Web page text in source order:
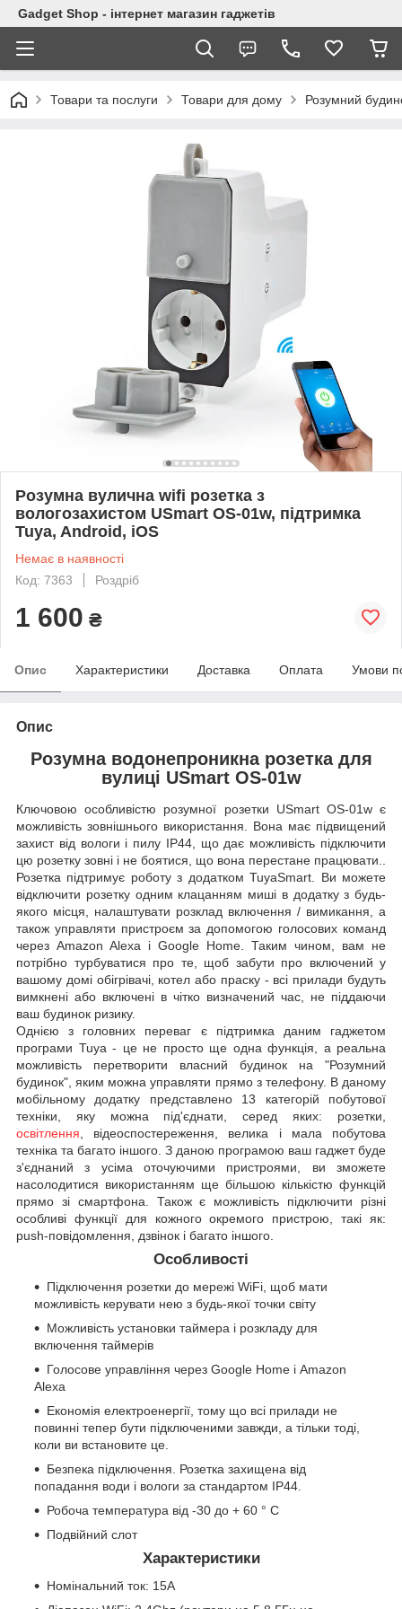
Gadget Shop - інтернет магазин гаджетів
Товари та послуги Товари для дому Розумний
Розумна вулична wifi розетка з
вологозахистом USmart OS-01w, підтримка
Tuya, Android, iOS
Немає в наявності
Код: 7363
Роздріб
1 600 ₴
Опис Характеристики Доставка Оплата Умови
Опис
Розумна водонепроникна розетка для
вулиці USmart OS-01w
Ключовою особливістю розумної розетки USmart OS-01w є
можливість зовнішнього використання. Вона має підвищений
захист від вологи і пилу IP44, що дає можливість підключити
цю розетку зовні і не боятися, що вона перестане працювати..
Розетка підтримує роботу з додатком TuyaSmart. Ви можете
відключити розетку одним клацанням миші в додатку з будь-
якого місця, налаштувати розклад включення / вимикання, а
також управляти пристроєм за допомогою голосових команд
через Amazon Alexa і Google Home. Таким чином, вам не
потрібно турбуватися про те, щоб забути про включений у
вашому домі обігрівачі, котел або праску - всі прилади будуть
вимкнені або включені в чітко визначений час, не піддаючи
ваш будинок ризику.
Однією з головних переваг є підтримка даним гаджетом
програми Tuya - це не просто ще одна функція, а реальна
можливість перетворити власний будинок на "Розумний
будинок", яким можна управляти прямо з телефону. В даному
мобільному додатку представлено 13 категорій побутової
техніки, яку можна під'єднати, серед яких: розетки,
освітлення, відеоспостереження, велика і мала побутова
техніка та багато іншого. З даною програмою ваш гаджет буде
з'єднаний з усіма оточуючими пристроями, ви зможете
насолодитися використанням ще більшою кількістю функцій
прямо зі смартфона. Також є можливість підключити різні
особливі функції для кожного окремого пристрою, такі як:
push-повідомлення, дзвінок і багато іншого.
Особливості
Підключення розетки до мережі WiFi, щоб мати
можливість керувати нею з будь-якої точки світу
Можливість установки таймера і розкладу для
включення таймерів
Голосове управління через Google Home і Amazon
Alexa
Економія електроенергії, тому що всі прилади не
повинні тепер бути підключеними завжди, а тільки тоді,
коли ви встановите це.
Безпека підключення. Розетка захищена від
попадання води і вологи за стандартом IP44.
Робоча температура від -30 до + 60 ° С
Подвійний слот
Характеристики
Номінальний ток: 15А